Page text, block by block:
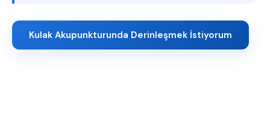
Kulak Akupunkturunda Derinleşmek İstiyorum